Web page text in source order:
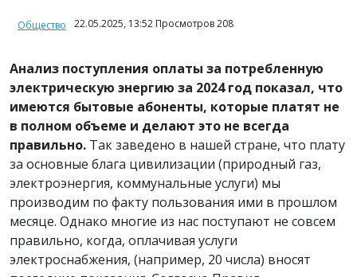
Общество 22.05.2025, 13:52 Просмотров 208
Анализ поступления оплаты за потребленную
электрическую энергию за 2024 год показал, что
имеются бытовые абоненты, которые платят не
в полном объеме и делают это не всегда
правильно. Так заведено в нашей стране, что плату
за основные блага цивилизации (природный газ,
электроэнергия, коммунальные услуги) мы
производим по факту пользования ими в прошлом
месяце. Однако многие из нас поступают не совсем
правильно, когда, оплачивая услуги
электроснабжения, (например, 20 числа) вносят